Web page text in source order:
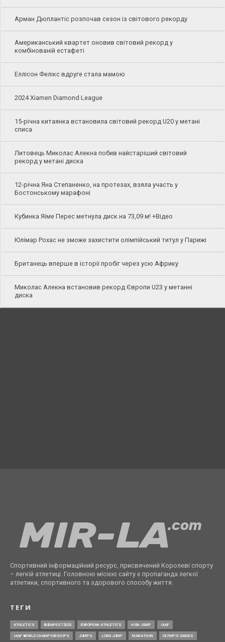
Арман Дюплантіс розпочав сезон із світового рекорду
Американський квартет оновив світовий рекорд у
комбінованій естафеті
Еллісон Фелікс вдруге стала мамою
2024 Xiamen Diamond League
15-річна китаянка встановила світовий рекорд U20 у метані
списа
Литовець Миколас Алекна побив найстаріший світовий
рекорд у метані диска
12-річна Яна Степаненко, на протезах, взяла участь у
Бостонському марафоні
Кубинка Яіме Перес метнула диск на 73,09 м! +Відео
Юлімар Рохас не зможе захистити олімпійський титул у Парижі
Британець вперше в історії пробіг через усю Африку
Миколас Алекна встановив рекорд Європи U23 у метанні
диска
Спортивний інформаційний ресурс, присвячений Королеві спорту
– легкій атлетиці. Головною місією сайту є пропаганда легкої
атлетики, спортивного та здорового способу життя.
ТЕГИ
ATHLETICS BUDAPEST2023 EUROPEAN ATHLETICS HIGH JUMP IAAF
IAAF WORLD CHAMPIONSHIPS JUMPS LONG JUMP MARATHON OLYMPIC GAMES